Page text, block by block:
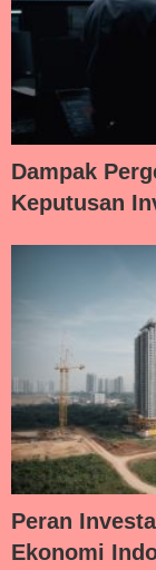
Dampak
Keputusan
Peran
Ekonomi